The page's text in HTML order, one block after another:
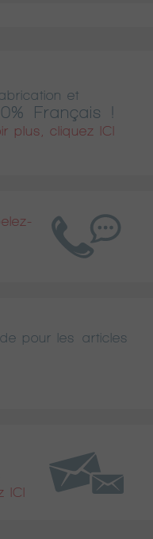
et
Français !
plus, cliquez ICI
pour les articles
ICI